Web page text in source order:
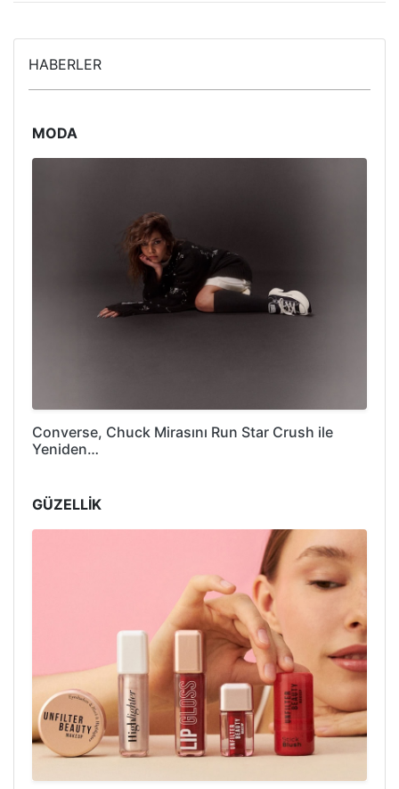
HABERLER
MODA
Converse, Chuck Mirasını Run Star Crush ile
Yeniden…
GÜZELLİK